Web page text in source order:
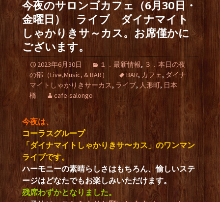
今夜のサロンゴカフェ（6月30日・
金曜日） ライブ ダイナマイト
しゃかりきサ～カス。お席僅かに
ございます。
2023年6月30日 １．最新情報, ３．本日の夜
の部（Live,Music, & BAR）
BAR, カフェ, ダイナ
マイトしゃかりきサーカス, ライブ, 人形町, 日本
橋
cafe-salongo
今夜は、
コーラスグループ
「ダイナマイトしゃかりきサ〜カス」のワンマン
ライブです。
ハーモニーの素晴らしさはもちろん、愉しいステ
ージはどなたでもお楽しみいただけます。
残席わずかとなりました。